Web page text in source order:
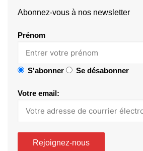
Abonnez-vous à nos newsletter
Prénom
S'abonner Se désabonner
Votre email: